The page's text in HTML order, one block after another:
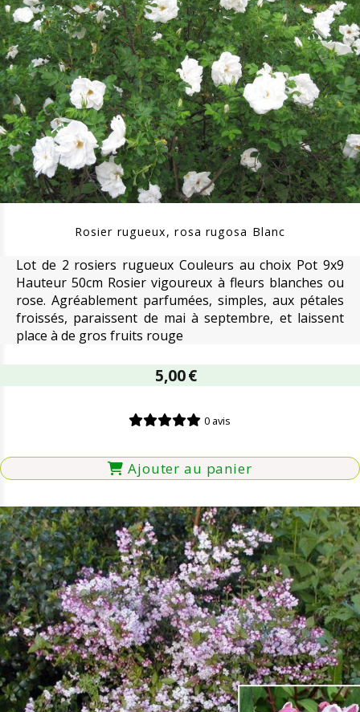
Rosier rugueux, rosa rugosa Blanc
Lot de 2 rosiers rugueux Couleurs au choix Pot 9x9
Hauteur 50cm Rosier vigoureux à fleurs blanches ou
rose. Agréablement parfumées, simples, aux pétales
froissés, paraissent de mai à septembre, et laissent
place à de gros fruits rouge
5,00€
0 avis
Ajouter au panier